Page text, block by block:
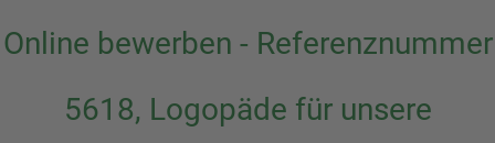
Online bewerben - Referenznummer
5618, Logopäde für unsere